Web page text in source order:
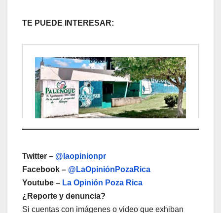
TE PUEDE INTERESAR:
Twitter – @laopinionpr
Facebook – @LaOpiniónPozaRica
Youtube – La Opinión Poza Rica
¿Reporte y denuncia?
Si cuentas con imágenes o video que exhiban